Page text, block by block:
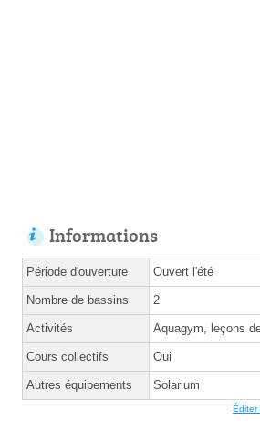
Informations
Période d'ouverture Ouvert l'été
Nombre de bassins 2
Activités Aquagym, leçons
Cours collectifs Oui
Autres équipements Solarium
Éditer